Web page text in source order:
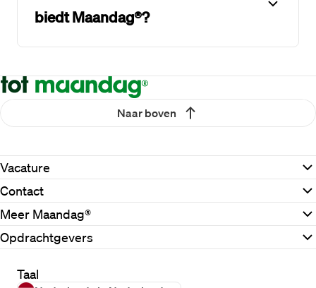
biedt Maandag®?
Naar boven
Vacature
Contact
Meer Maandag®
Opdrachtgevers
Taal